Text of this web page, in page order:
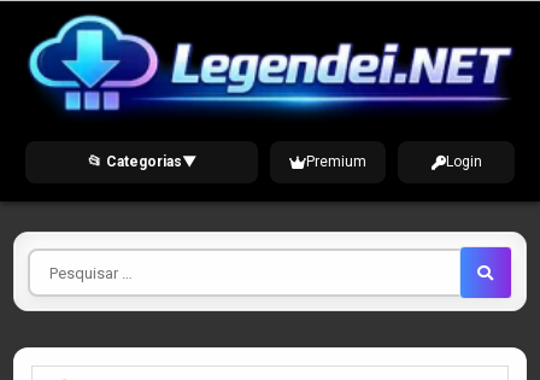
content
📂 Categorias▼ Premium Login
Pesquisar
por